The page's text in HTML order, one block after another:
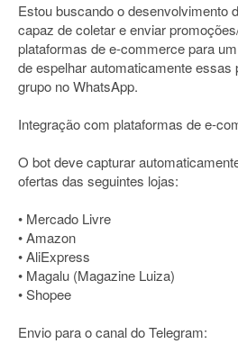
Estou buscando o desenvolvimento
capaz de coletar e enviar
plataformas de e-commerce para
de espelhar automaticamente essas
grupo no WhatsApp.
Integração com plataformas de e-
O bot deve capturar
ofertas das seguintes lojas:
• Mercado Livre
• Amazon
• AliExpress
• Magalu (Magazine Luiza)
• Shopee
Envio para o canal do Telegram: